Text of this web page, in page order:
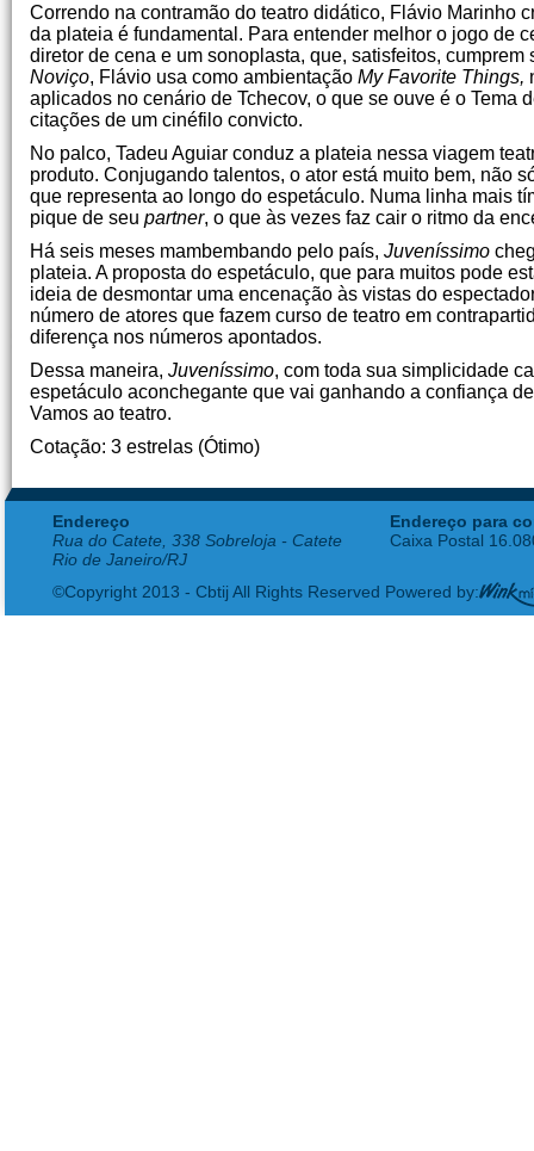
Correndo na contramão do teatro didático, Flávio Marinho
da plateia é fundamental. Para entender melhor o jogo de
diretor de cena e um sonoplasta, que, satisfeitos,
Noviço, Flávio usa como ambientação My Favorite Things,
aplicados no cenário de Tchecov, o que se ouve é o Tema
citações de um cinéfilo convicto.
No palco, Tadeu Aguiar conduz a plateia nessa viagem
produto. Conjugando talentos, o ator está muito bem, não
que representa ao longo do espetáculo. Numa linha mais
pique de seu partner, o que às vezes faz cair o ritmo da
Há seis meses mambembando pelo país, Juveníssimo
plateia. A proposta do espetáculo, que para muitos pode
ideia de desmontar uma encenação às vistas do
número de atores que fazem curso de teatro em
diferença nos números apontados.
Dessa maneira, Juveníssimo, com toda sua simplicidade
espetáculo aconchegante que vai ganhando a confiança
Vamos ao teatro.
Cotação: 3 estrelas (Ótimo)
Endereço
Rua do Catete, 338 Sobreloja - Catete
Rio de Janeiro/RJ
Endereço para
Caixa Postal
©Copyright 2013 - Cbtij All Rights Reserved Powered by: